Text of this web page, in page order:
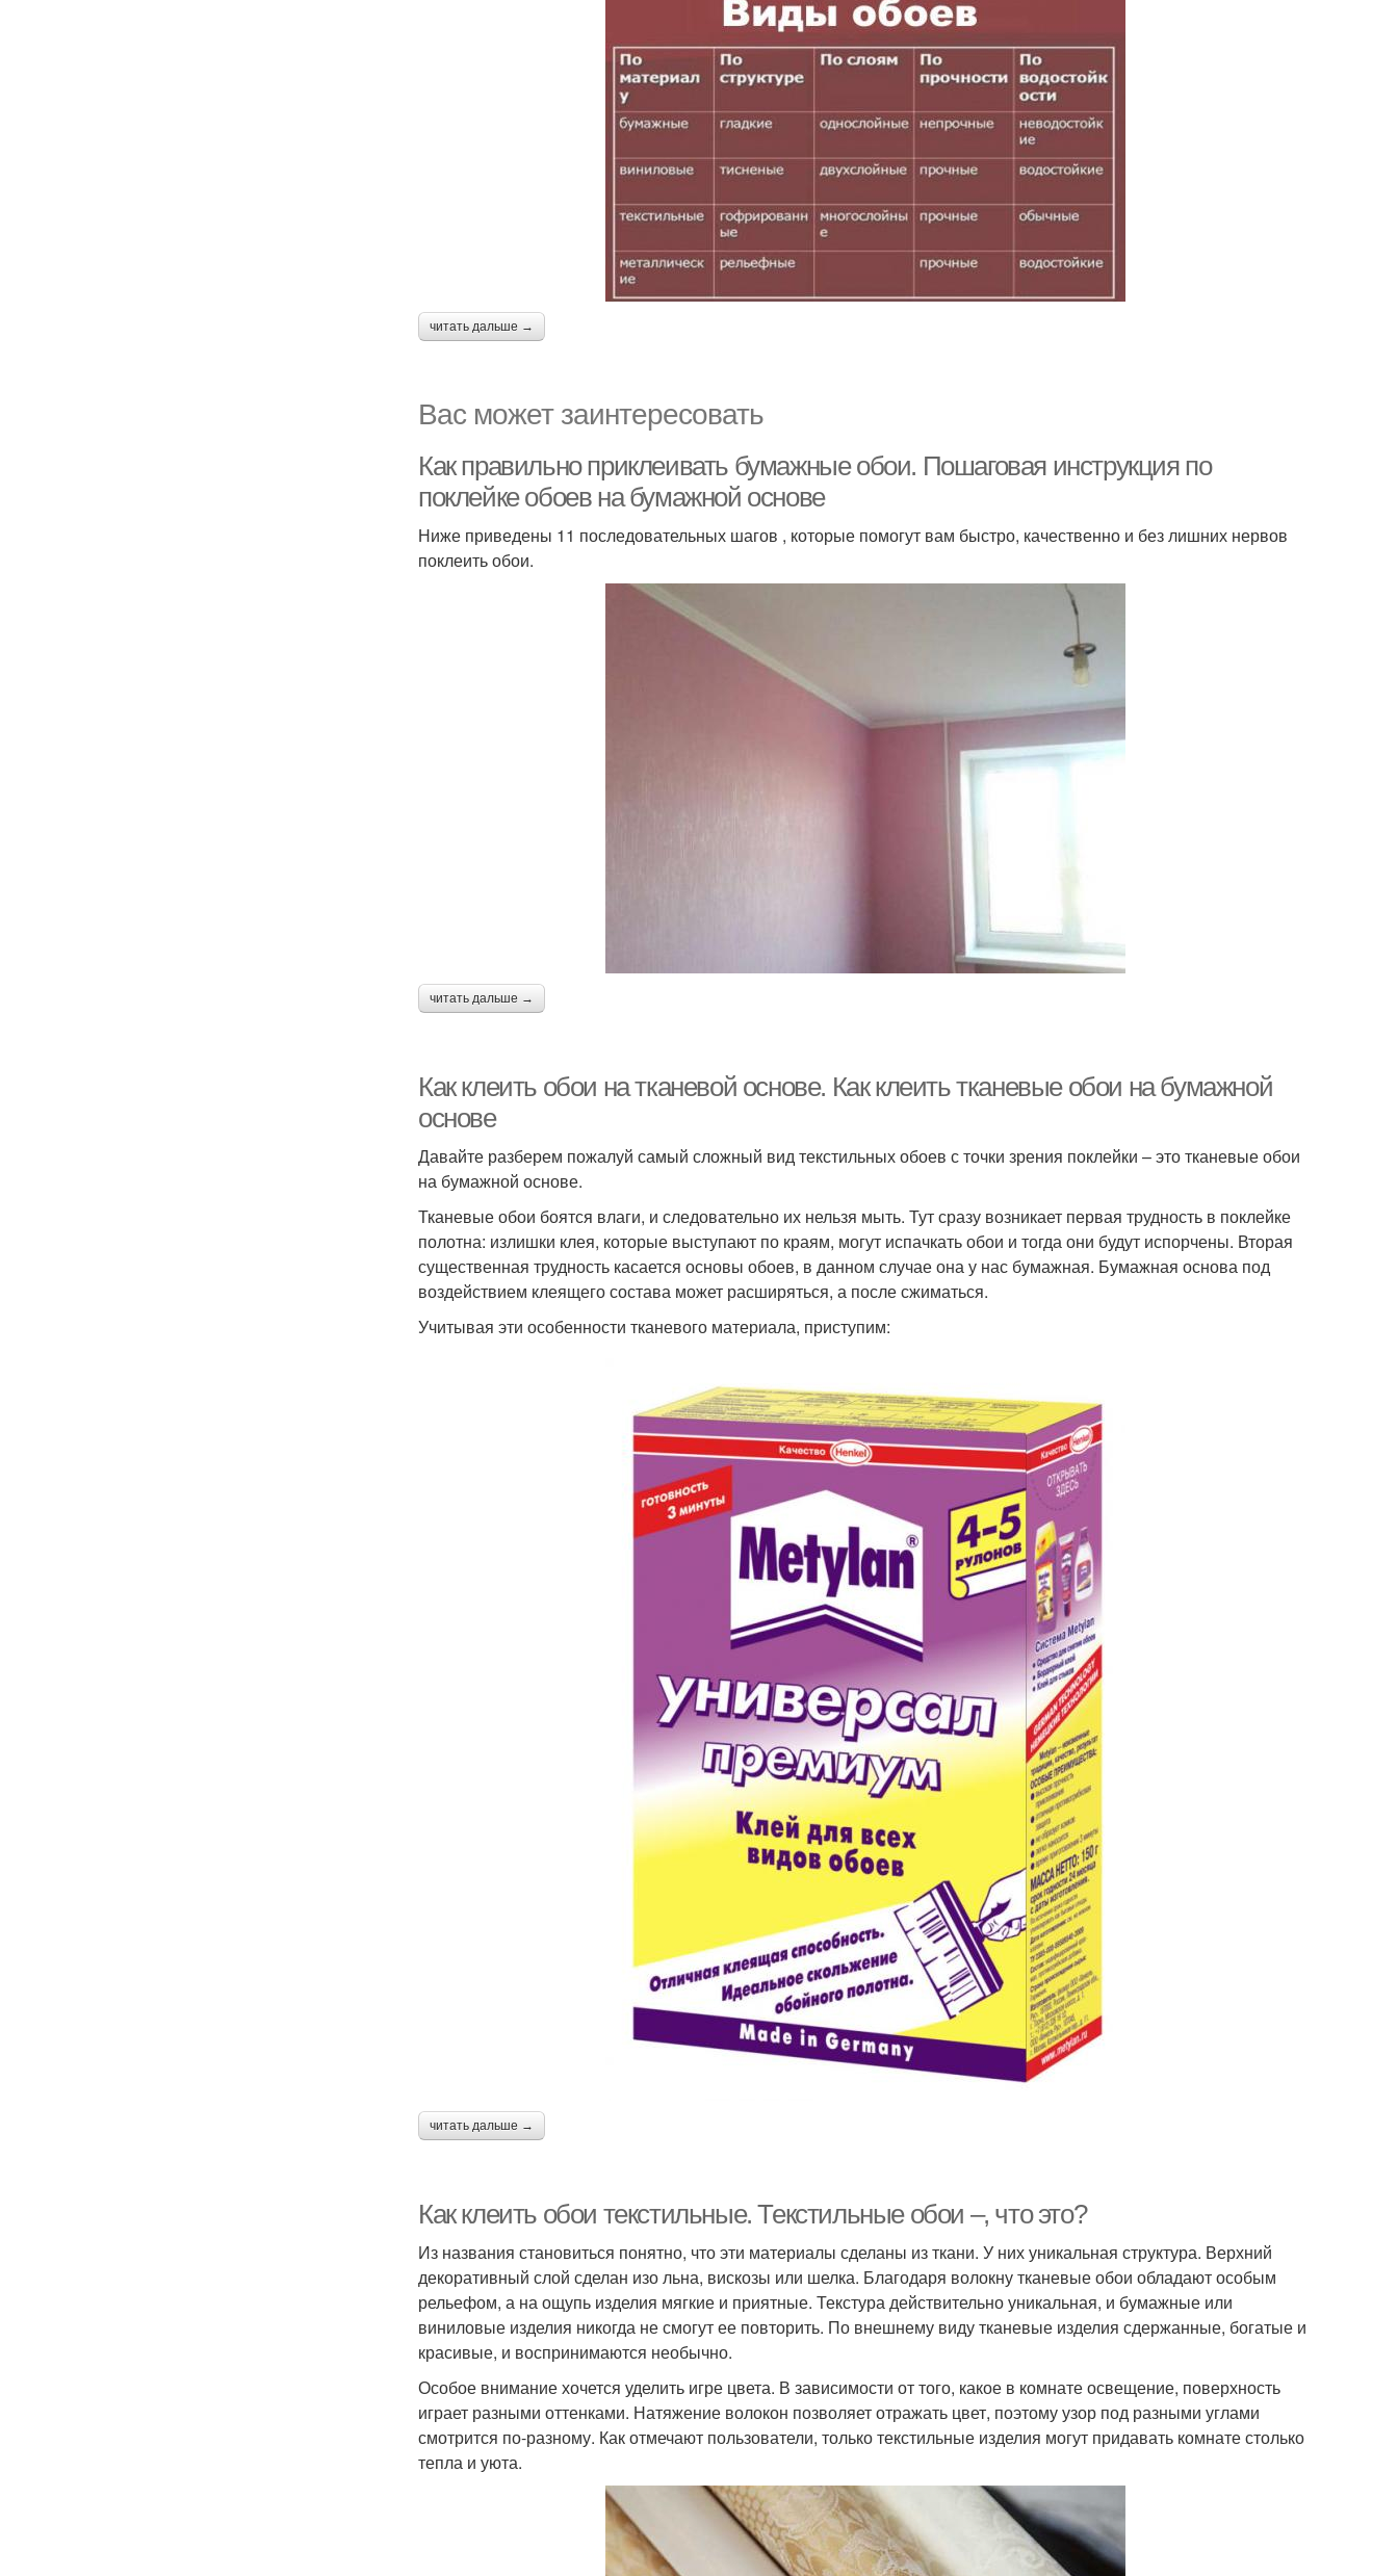
читать дальше →
Вас может заинтересовать
Как правильно приклеивать бумажные обои. Пошаговая инструкция по
поклейке обоев на бумажной основе
Ниже приведены 11 последовательных шагов , которые помогут вам быстро, качественно и без лишних нервов
поклеить обои.
читать дальше →
Как клеить обои на тканевой основе. Как клеить тканевые обои на бумажной
основе
Давайте разберем пожалуй самый сложный вид текстильных обоев с точки зрения поклейки – это тканевые обои
на бумажной основе.
Тканевые обои боятся влаги, и следовательно их нельзя мыть. Тут сразу возникает первая трудность в поклейке
полотна: излишки клея, которые выступают по краям, могут испачкать обои и тогда они будут испорчены. Вторая
существенная трудность касается основы обоев, в данном случае она у нас бумажная. Бумажная основа под
воздействием клеящего состава может расширяться, а после сжиматься.
Учитывая эти особенности тканевого материала, приступим:
читать дальше →
Как клеить обои текстильные. Текстильные обои –, что это?
Из названия становиться понятно, что эти материалы сделаны из ткани. У них уникальная структура. Верхний
декоративный слой сделан изо льна, вискозы или шелка. Благодаря волокну тканевые обои обладают особым
рельефом, а на ощупь изделия мягкие и приятные. Текстура действительно уникальная, и бумажные или
виниловые изделия никогда не смогут ее повторить. По внешнему виду тканевые изделия сдержанные, богатые и
красивые, и воспринимаются необычно.
Особое внимание хочется уделить игре цвета. В зависимости от того, какое в комнате освещение, поверхность
играет разными оттенками. Натяжение волокон позволяет отражать цвет, поэтому узор под разными углами
смотрится по-разному. Как отмечают пользователи, только текстильные изделия могут придавать комнате столько
тепла и уюта.